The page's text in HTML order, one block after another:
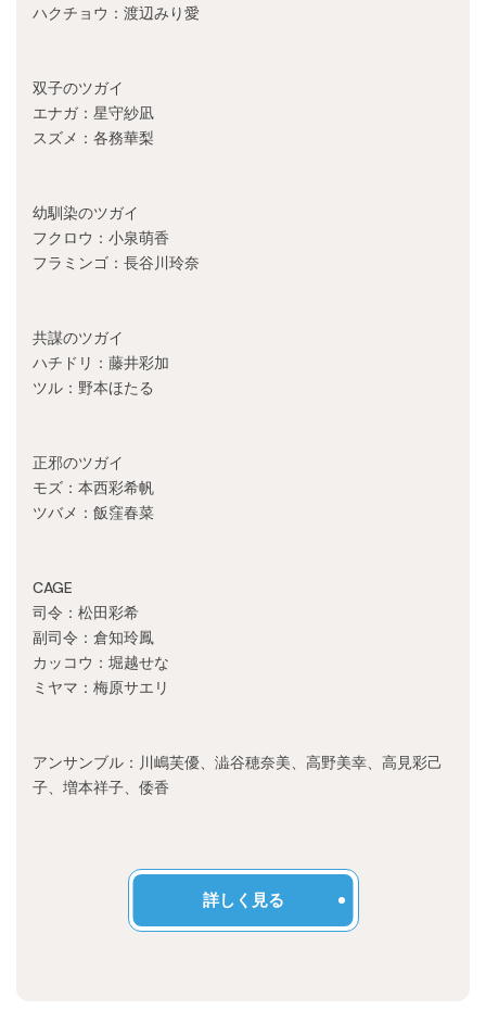
ハクチョウ：渡辺みり愛
双子のツガイ
エナガ：星守紗凪
スズメ：各務華梨
幼馴染のツガイ
フクロウ：小泉萌香
フラミンゴ：長谷川玲奈
共謀のツガイ
ハチドリ：藤井彩加
ツル：野本ほたる
正邪のツガイ
モズ：本西彩希帆
ツバメ：飯窪春菜
CAGE
司令：松田彩希
副司令：倉知玲鳳
カッコウ：堀越せな
ミヤマ：梅原サエリ
アンサンブル：川嶋芙優、澁谷穂奈美、高野美幸、高見彩己
子、増本祥子、倭香
詳しく見る